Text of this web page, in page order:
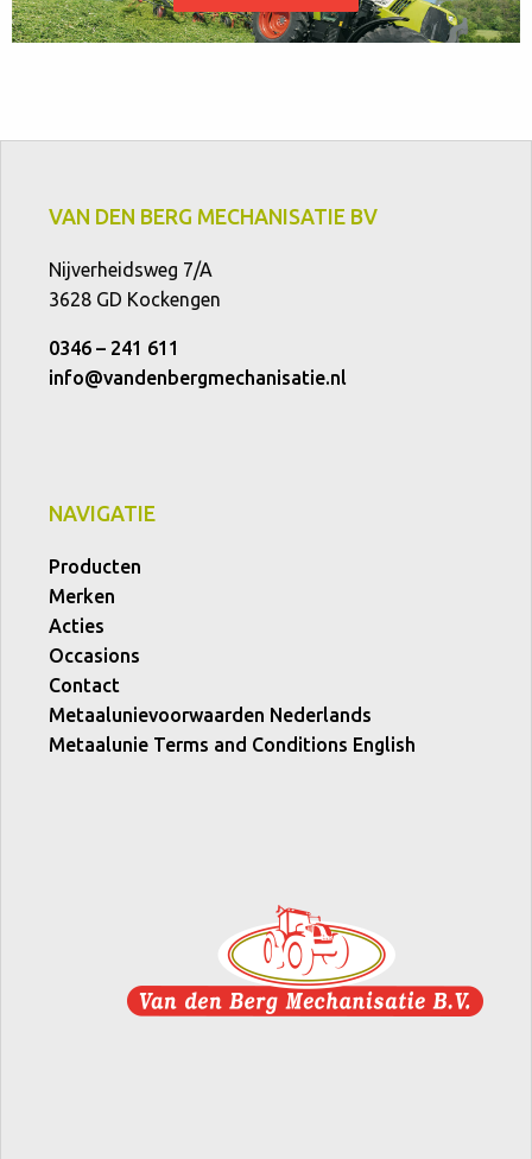
VAN DEN BERG MECHANISATIE BV
Nijverheidsweg 7/A
3628 GD Kockengen
0346 – 241 611
info@vandenbergmechanisatie.nl
NAVIGATIE
Producten
Merken
Acties
Occasions
Contact
Metaalunievoorwaarden Nederlands
Metaalunie Terms and Conditions English